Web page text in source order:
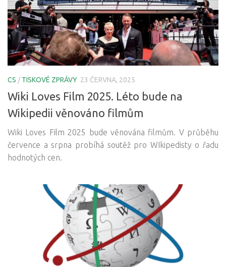
CS /TISKOVÉ ZPRÁVY 23 ČERVNA, 2025
Wiki Loves Film 2025. Léto bude na
Wikipedii věnováno filmům
Wiki Loves Film 2025 bude věnována filmům. V průběhu
července a srpna probíhá soutěž pro WIkipedisty o řadu
hodnotých cen.